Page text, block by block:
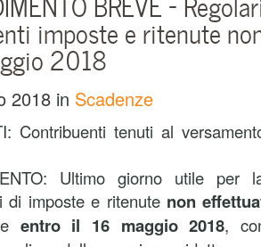
imposte e ritenute
2018
2018 in Scadenze
Contribuenti tenuti al
Ultimo giorno utile per
di imposte e ritenute non
entro il 16 maggio 2018,